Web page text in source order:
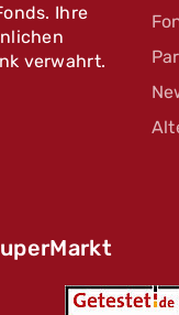
Ihre
verwahrt.